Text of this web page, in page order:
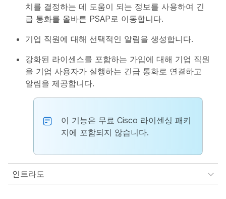
치를 결정하는 데 도움이 되는 정보를 사용하여 긴
급 통화를 올바른 PSAP로 이동합니다.
기업 직원에 대해 선택적인 알림을 생성합니다.
강화된 라이센스를 포함하는 가입에 대해 기업 직원
을 기업 사용자가 실행하는 긴급 통화로 연결하고
알림을 제공합니다.
이 기능은 무료 Cisco 라이센싱 패키
지에 포함되지 않습니다.
인트라도